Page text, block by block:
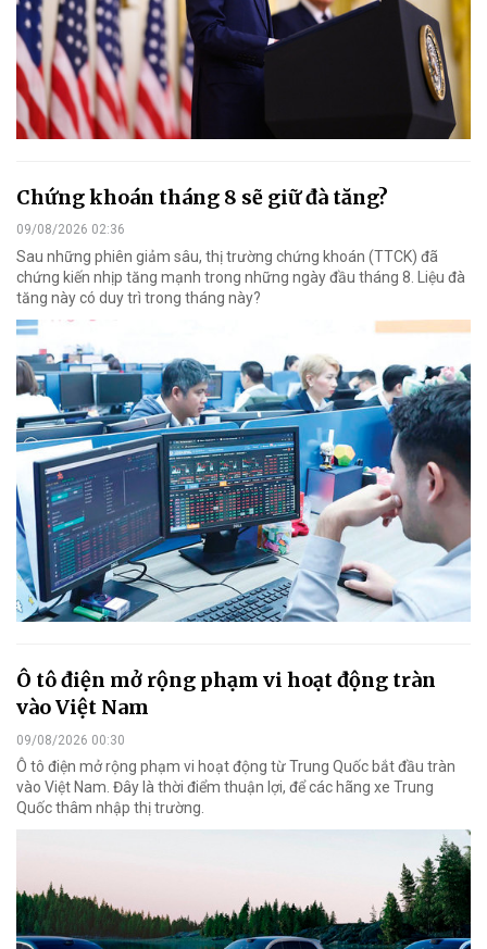
Chứng khoán tháng 8 sẽ giữ đà tăng?
09/08/2026 02:36
Sau những phiên giảm sâu, thị trường chứng khoán (TTCK) đã
chứng kiến nhịp tăng mạnh trong những ngày đầu tháng 8. Liệu đà
tăng này có duy trì trong tháng này?
Ô tô điện mở rộng phạm vi hoạt động tràn
vào Việt Nam
09/08/2026 00:30
Ô tô điện mở rộng phạm vi hoạt động từ Trung Quốc bắt đầu tràn
vào Việt Nam. Đây là thời điểm thuận lợi, để các hãng xe Trung
Quốc thâm nhập thị trường.